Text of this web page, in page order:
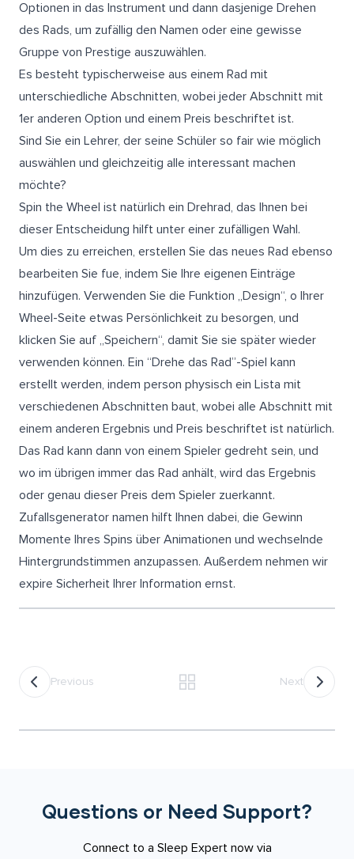
Optionen in das Instrument und dann dasjenige Drehen
des Rads, um zufällig den Namen oder eine gewisse
Gruppe von Prestige auszuwählen.
Es besteht typischerweise aus einem Rad mit
unterschiedliche Abschnitten, wobei jeder Abschnitt mit
1er anderen Option und einem Preis beschriftet ist.
Sind Sie ein Lehrer, der seine Schüler so fair wie möglich
auswählen und gleichzeitig alle interessant machen
möchte?
Spin the Wheel ist natürlich ein Drehrad, das Ihnen bei
dieser Entscheidung hilft unter einer zufälligen Wahl.
Um dies zu erreichen, erstellen Sie das neues Rad ebenso
bearbeiten Sie fue, indem Sie Ihre eigenen Einträge
hinzufügen. Verwenden Sie die Funktion „Design“, o Ihrer
Wheel-Seite etwas Persönlichkeit zu besorgen, und
klicken Sie auf „Speichern“, damit Sie sie später wieder
verwenden können. Ein “Drehe das Rad”-Spiel kann
erstellt werden, indem person physisch ein Lista mit
verschiedenen Abschnitten baut, wobei alle Abschnitt mit
einem anderen Ergebnis und Preis beschriftet ist natürlich.
Das Rad kann dann von einem Spieler gedreht sein, und
wo im übrigen immer das Rad anhält, wird das Ergebnis
oder genau dieser Preis dem Spieler zuerkannt.
Zufallsgenerator namen hilft Ihnen dabei, die Gewinn
Momente Ihres Spins über Animationen und wechselnde
Hintergrundstimmen anzupassen. Außerdem nehmen wir
expire Sicherheit Ihrer Information ernst.
Previous Next
Questions or Need Support?
Connect to a Sleep Expert now via